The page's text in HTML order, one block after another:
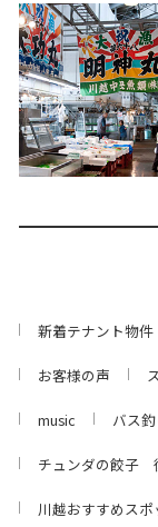
新着テナント物件
お客様の声
music バス釣
チュンダの餃子
川越おすすめスポ